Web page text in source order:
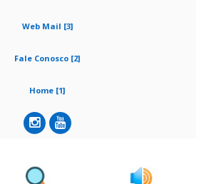
Web Mail [3]
Fale Conosco [2]
Home [1]